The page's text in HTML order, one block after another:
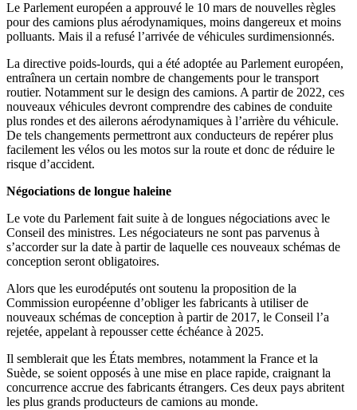
Le Parlement européen a approuvé le 10 mars de nouvelles règles
pour des camions plus aérodynamiques, moins dangereux et moins
polluants. Mais il a refusé l’arrivée de véhicules surdimensionnés.
La directive poids-lourds, qui a été adoptée au Parlement européen,
entraînera un certain nombre de changements pour le transport
routier. Notamment sur le design des camions. A partir de 2022, ces
nouveaux véhicules devront comprendre des cabines de conduite
plus rondes et des ailerons aérodynamiques à l’arrière du véhicule.
De tels changements permettront aux conducteurs de repérer plus
facilement les vélos ou les motos sur la route et donc de réduire le
risque d’accident.
Négociations de longue haleine
Le vote du Parlement fait suite à de longues négociations avec le
Conseil des ministres. Les négociateurs ne sont pas parvenus à
s’accorder sur la date à partir de laquelle ces nouveaux schémas de
conception seront obligatoires.
Alors que les eurodéputés ont soutenu la proposition de la
Commission européenne d’obliger les fabricants à utiliser de
nouveaux schémas de conception à partir de 2017, le Conseil l’a
rejetée, appelant à repousser cette échéance à 2025.
Il semblerait que les États membres, notamment la France et la
Suède, se soient opposés à une mise en place rapide, craignant la
concurrence accrue des fabricants étrangers. Ces deux pays abritent
les plus grands producteurs de camions au monde.